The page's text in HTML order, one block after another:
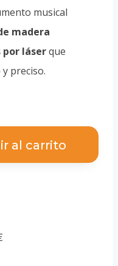
musical
madera
por láserque
preciso.
al carrito